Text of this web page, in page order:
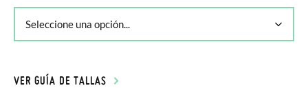
VER GUÍA DE TALLAS